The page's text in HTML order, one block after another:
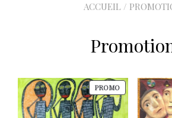
ACCUEIL /
PROMOPRODUIT
EN
PROMOTION